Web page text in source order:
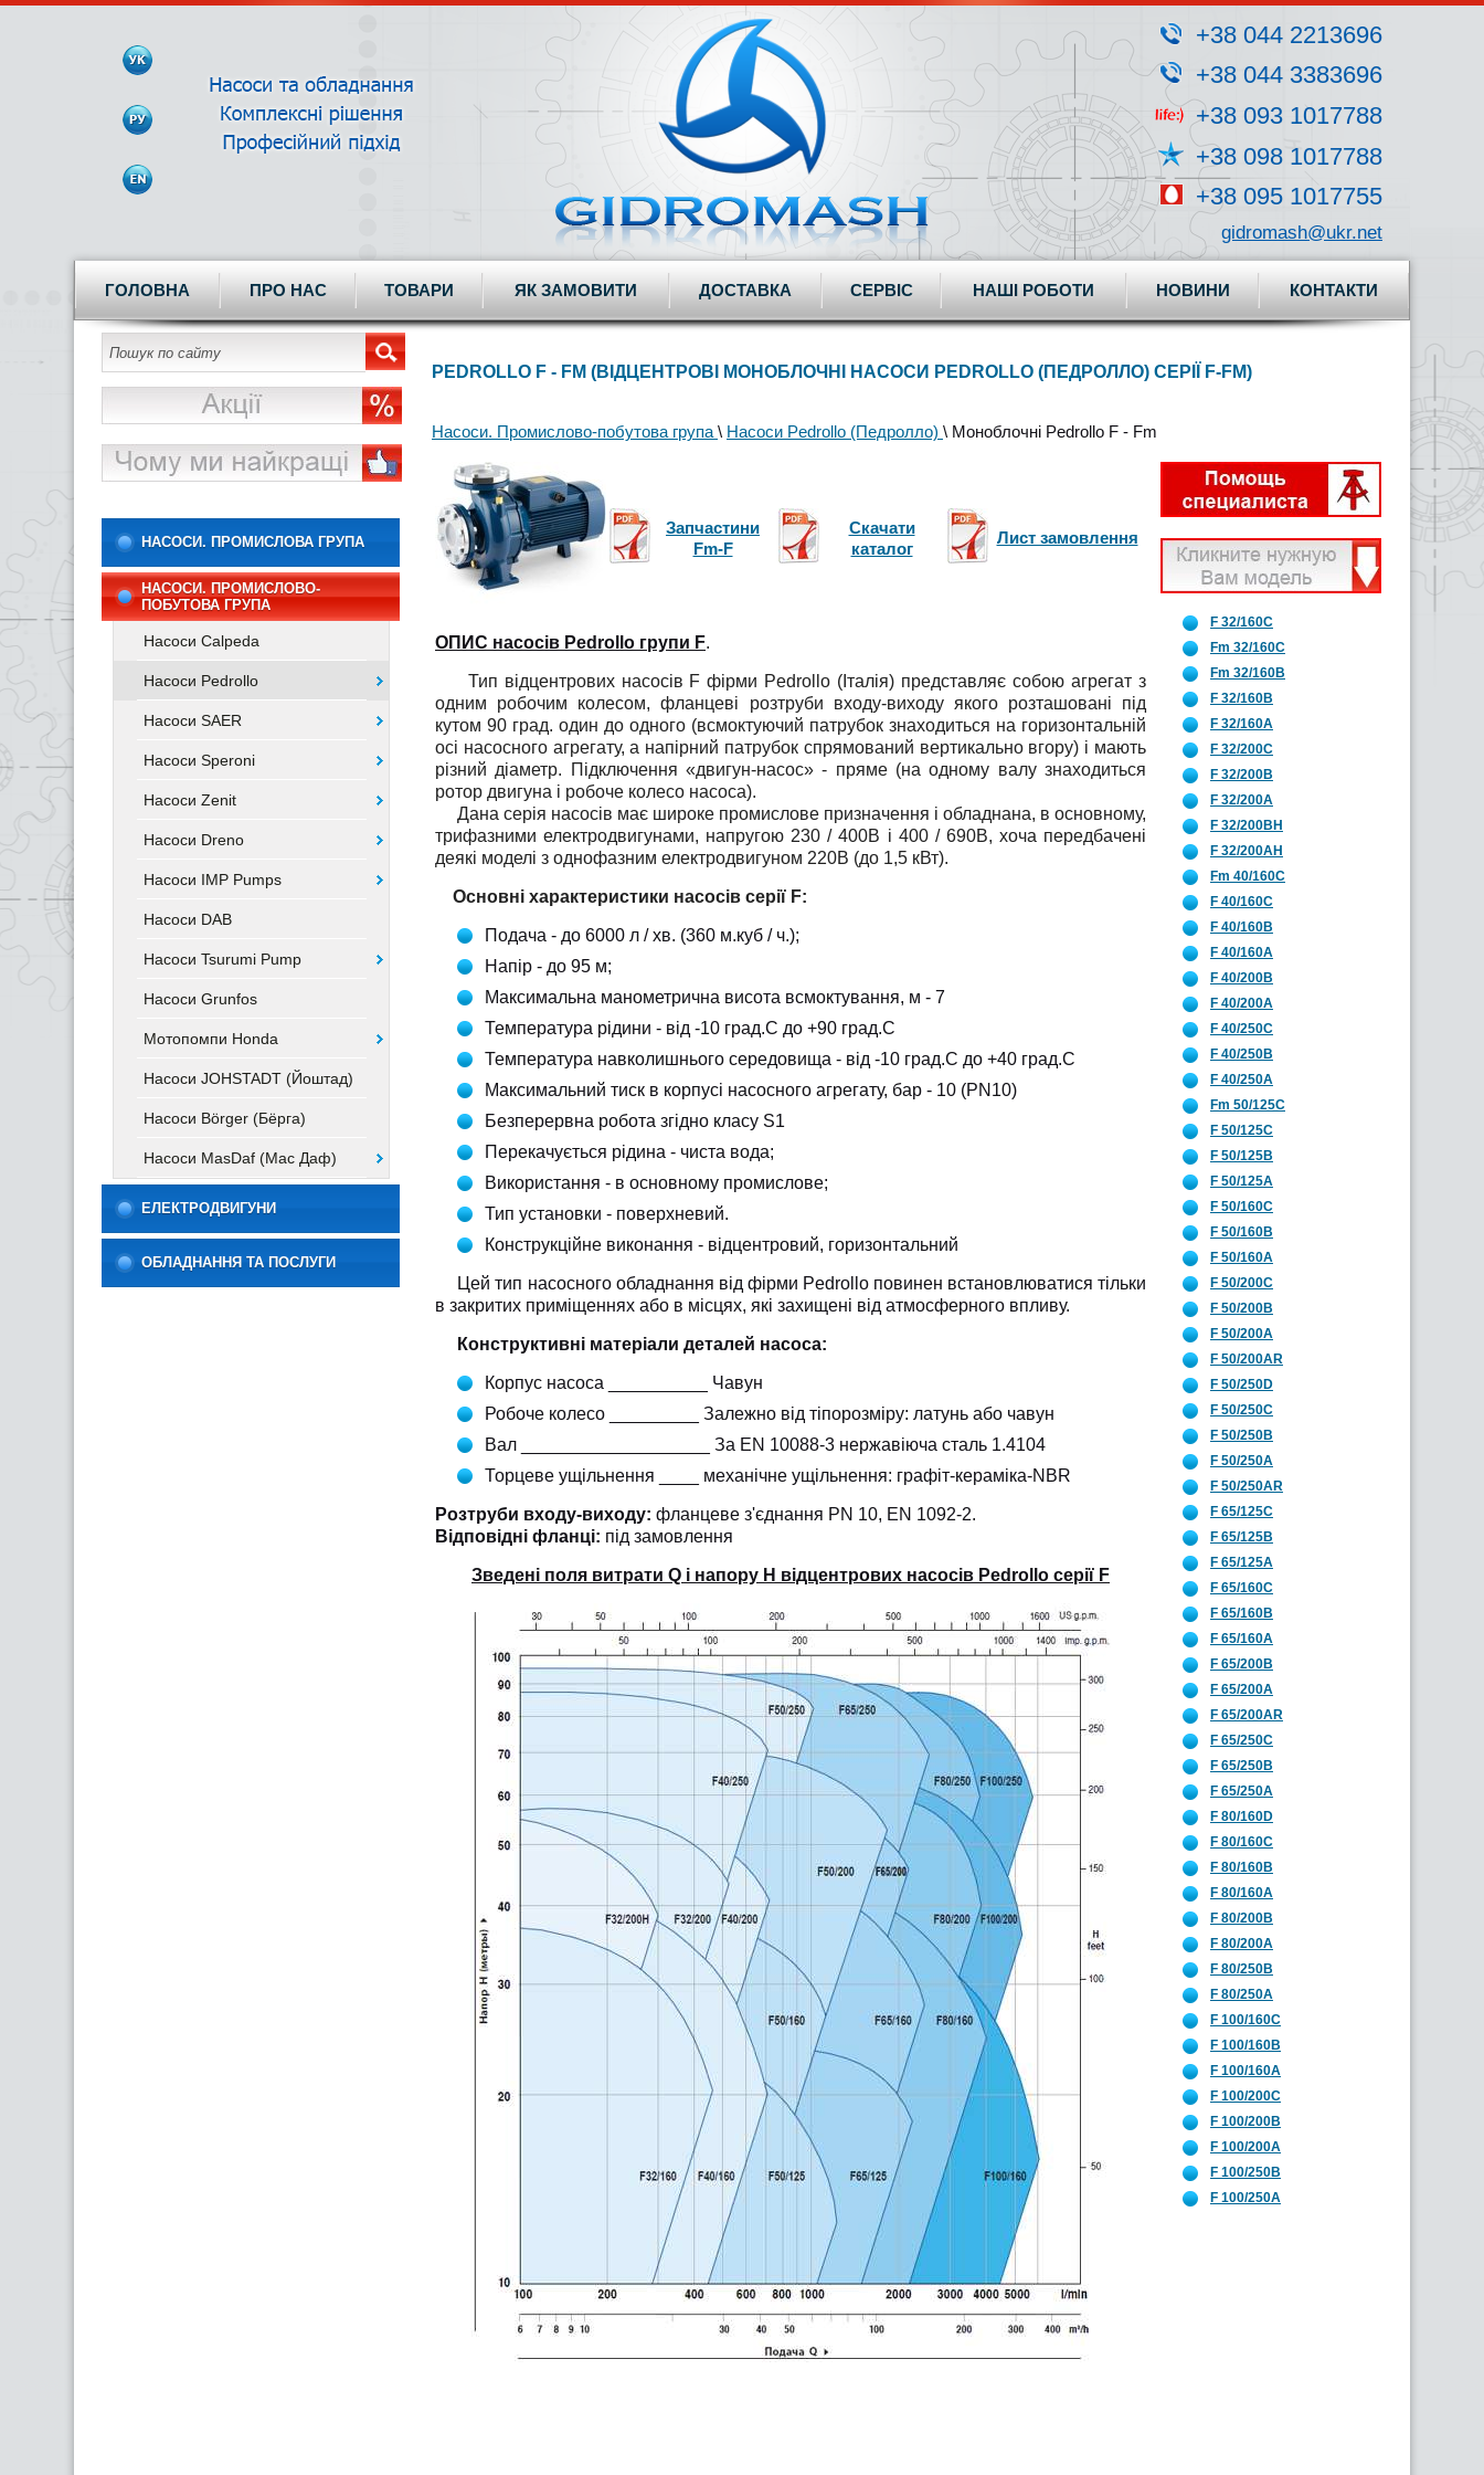
+38 044 2213696
+38 044 3383696
+38 093 1017788
+38 098 1017788
+38 095 1017755
gidromash@ukr.net
ГОЛОВНА ПРО НАС ТОВАРИ ЯК ЗАМОВИТИ ДОСТАВКА СЕРВІС НАШІ РОБОТИ НОВИНИ КОНТАКТИ
НАСОСИ. ПРОМИСЛОВА ГРУПА
НАСОСИ. ПРОМИСЛОВО-
ПОБУТОВА ГРУПА
Насоси Calpeda
Насоси Pedrollo
Насоси SAER
Насоси Speroni
Насоси Zenit
Насоси Dreno
Насоси IMP Pumps
Насоси DAB
Насоси Tsurumi Pump
Насоси Grunfos
Мотопомпи Honda
Насоси JOHSTADT (Йоштад)
Насоси Börger (Бёрга)
Насоси MasDaf (Мас Даф)
ЕЛЕКТРОДВИГУНИ
ОБЛАДНАННЯ ТА ПОСЛУГИ
PEDROLLO F - FM (ВІДЦЕНТРОВІ МОНОБЛОЧНІ НАСОСИ PEDROLLO (ПЕДРОЛЛО) СЕРІЇ F-FM)
Насоси. Промислово-побутова група \ Насоси Pedrollo (Педролло) \ Моноблочні Pedrollo F - Fm
Запчастини
Fm-F
Скачати
каталог
Лист замовлення
ОПИС насосів Pedrollo групи F.
Тип відцентрових насосів F фірми Pedrollo (Італія) представляє собою агрегат з
одним робочим колесом, фланцеві розтруби входу-виходу якого розташовані під
кутом 90 град. один до одного (всмоктуючий патрубок знаходиться на горизонтальній
осі насосного агрегату, а напірний патрубок спрямований вертикально вгору) і мають
різний діаметр. Підключення «двигун-насос» - пряме (на одному валу знаходиться
ротор двигуна і робоче колесо насоса).
Дана серія насосів має широке промислове призначення і обладнана, в основному,
трифазними електродвигунами, напругою 230 / 400В і 400 / 690В, хоча передбачені
деякі моделі з однофазним електродвигуном 220В (до 1,5 кВт).
Основні характеристики насосів серії F:
Подача - до 6000 л / хв. (360 м.куб / ч.);
Напір - до 95 м;
Максимальна манометрична висота всмоктування, м - 7
Температура рідини - від -10 град.C до +90 град.C
Температура навколишнього середовища - від -10 град.C до +40 град.C
Максимальний тиск в корпусі насосного агрегату, бар - 10 (PN10)
Безперервна робота згідно класу S1
Перекачується рідина - чиста вода;
Використання - в основному промислове;
Тип установки - поверхневий.
Конструкційне виконання - відцентровий, горизонтальний
Цей тип насосного обладнання від фірми Pedrollo повинен встановлюватися тільки
в закритих приміщеннях або в місцях, які захищені від атмосферного впливу.
Конструктивні матеріали деталей насоса:
Корпус насоса __________ Чавун
Робоче колесо _________ Залежно від тіпорозміру: латунь або чавун
Вал ___________________ За EN 10088-3 нержавіюча сталь 1.4104
Торцеве ущільнення ____ механічне ущільнення: графіт-кераміка-NBR
Розтруби входу-виходу: фланцеве з'єднання PN 10, EN 1092-2.
Відповідні фланці: під замовлення
Зведені поля витрати Q і напору H відцентрових насосів Pedrollo серії F
F 32/160C
Fm 32/160C
Fm 32/160B
F 32/160B
F 32/160A
F 32/200C
F 32/200B
F 32/200A
F 32/200BH
F 32/200AH
Fm 40/160C
F 40/160C
F 40/160B
F 40/160A
F 40/200B
F 40/200A
F 40/250C
F 40/250B
F 40/250A
Fm 50/125C
F 50/125C
F 50/125B
F 50/125A
F 50/160C
F 50/160B
F 50/160A
F 50/200C
F 50/200B
F 50/200A
F 50/200AR
F 50/250D
F 50/250C
F 50/250B
F 50/250A
F 50/250AR
F 65/125C
F 65/125B
F 65/125A
F 65/160C
F 65/160B
F 65/160A
F 65/200B
F 65/200A
F 65/200AR
F 65/250C
F 65/250B
F 65/250A
F 80/160D
F 80/160C
F 80/160B
F 80/160A
F 80/200B
F 80/200A
F 80/250B
F 80/250A
F 100/160C
F 100/160B
F 100/160A
F 100/200C
F 100/200B
F 100/200A
F 100/250B
F 100/250A